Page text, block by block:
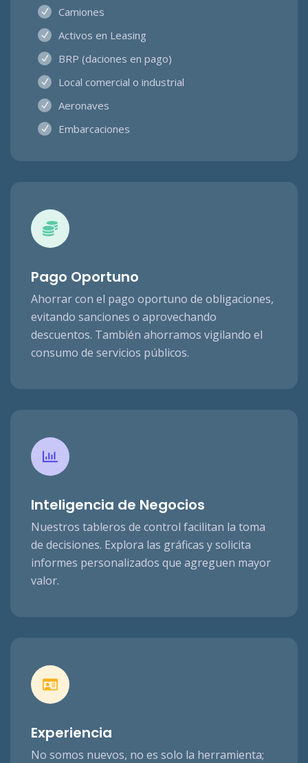
Camiones
Activos en Leasing
BRP (daciones en pago)
Local comercial o industrial
Aeronaves
Embarcaciones
Pago Oportuno
Ahorrar con el pago oportuno de obligaciones,
evitando sanciones o aprovechando
descuentos. También ahorramos vigilando el
consumo de servicios públicos.
Inteligencia de Negocios
Nuestros tableros de control facilitan la toma
de decisiones. Explora las gráficas y solicita
informes personalizados que agreguen mayor
valor.
Experiencia
No somos nuevos, no es solo la herramienta;